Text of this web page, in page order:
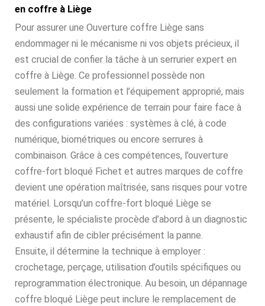
en coffre à Liège
Pour assurer une Ouverture coffre Liège sans
endommager ni le mécanisme ni vos objets précieux, il
est crucial de confier la tâche à un serrurier expert en
coffre à Liège. Ce professionnel possède non
seulement la formation et l’équipement approprié, mais
aussi une solide expérience de terrain pour faire face à
des configurations variées : systèmes à clé, à code
numérique, biométriques ou encore serrures à
combinaison. Grâce à ces compétences, l’ouverture
coffre-fort bloqué Fichet et autres marques de coffre
devient une opération maîtrisée, sans risques pour votre
matériel. Lorsqu’un coffre-fort bloqué Liège se
présente, le spécialiste procède d’abord à un diagnostic
exhaustif afin de cibler précisément la panne.
Ensuite, il détermine la technique à employer :
crochetage, perçage, utilisation d’outils spécifiques ou
reprogrammation électronique. Au besoin, un dépannage
coffre bloqué Liège peut inclure le remplacement de